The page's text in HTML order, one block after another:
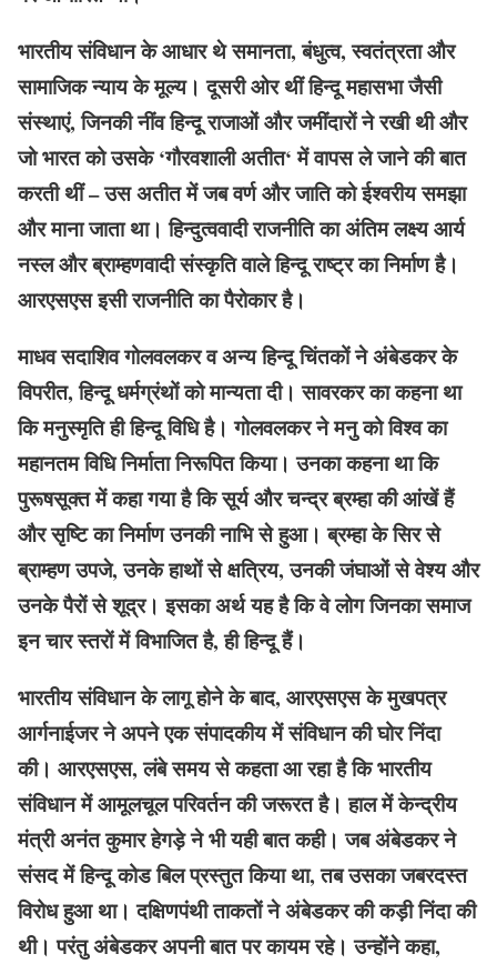
भारतीय संविधान के आधार थे समानता, बंधुत्व, स्वतंत्रता और
सामाजिक न्याय के मूल्य। दूसरी ओर थीं हिन्दू महासभा जैसी
संस्थाएं, जिनकी नींव हिन्दू राजाओं और जमींदारों ने रखी थी और
जो भारत को उसके ‘गौरवशाली अतीत‘ में वापस ले जाने की बात
करती थीं – उस अतीत में जब वर्ण और जाति को ईश्वरीय समझा
और माना जाता था। हिन्दुत्ववादी राजनीति का अंतिम लक्ष्य आर्य
नस्ल और ब्राम्हणवादी संस्कृति वाले हिन्दू राष्ट्र का निर्माण है।
आरएसएस इसी राजनीति का पैरोकार है।
माधव सदाशिव गोलवलकर व अन्य हिन्दू चिंतकों ने अंबेडकर के
विपरीत, हिन्दू धर्मग्रंथों को मान्यता दी। सावरकर का कहना था
कि मनुस्मृति ही हिन्दू विधि है। गोलवलकर ने मनु को विश्व का
महानतम विधि निर्माता निरूपित किया। उनका कहना था कि
पुरूषसूक्त में कहा गया है कि सूर्य और चन्द्र ब्रम्हा की आंखें हैं
और सृष्टि का निर्माण उनकी नाभि से हुआ। ब्रम्हा के सिर से
ब्राम्हण उपजे, उनके हाथों से क्षत्रिय, उनकी जंघाओं से वेश्य और
उनके पैरों से शूद्र। इसका अर्थ यह है कि वे लोग जिनका समाज
इन चार स्तरों में विभाजित है, ही हिन्दू हैं।
भारतीय संविधान के लागू होने के बाद, आरएसएस के मुखपत्र
आर्गनाईजर ने अपने एक संपादकीय में संविधान की घोर निंदा
की। आरएसएस, लंबे समय से कहता आ रहा है कि भारतीय
संविधान में आमूलचूल परिवर्तन की जरूरत है। हाल में केन्द्रीय
मंत्री अनंत कुमार हेगड़े ने भी यही बात कही। जब अंबेडकर ने
संसद में हिन्दू कोड बिल प्रस्तुत किया था, तब उसका जबरदस्त
विरोध हुआ था। दक्षिणपंथी ताकतों ने अंबेडकर की कड़ी निंदा की
थी। परंतु अंबेडकर अपनी बात पर कायम रहे। उन्होंने कहा,